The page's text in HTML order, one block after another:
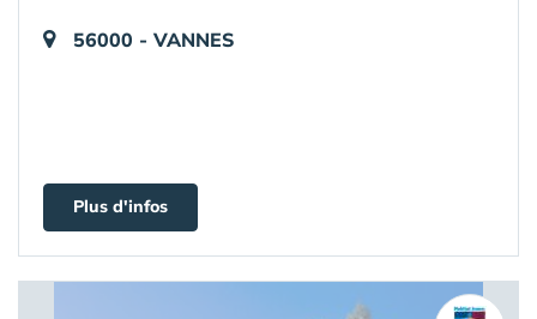
56000 - VANNES
Plus d'infos